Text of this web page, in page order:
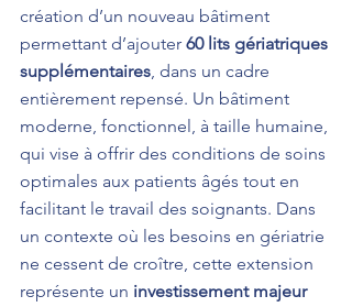
création d’un nouveau bâtiment
permettant d’ajouter 60 lits gériatriques
supplémentaires, dans un cadre
entièrement repensé. Un bâtiment
moderne, fonctionnel, à taille humaine,
qui vise à offrir des conditions de soins
optimales aux patients âgés tout en
facilitant le travail des soignants. Dans
un contexte où les besoins en gériatrie
ne cessent de croître, cette extension
représente un investissement majeur